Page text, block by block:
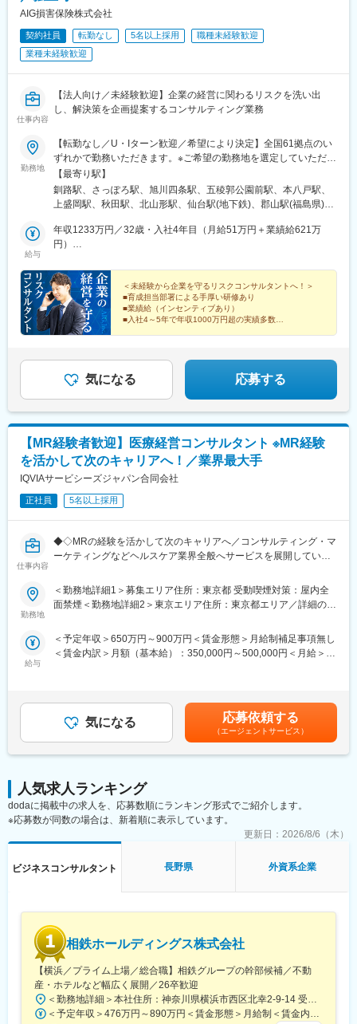
転勤の可能性がございます。
■キャリアの選択肢
ジョブポスティング制度や自己申告制度など一人一人が主体的に
チャレンジできる制度が整っています。実際に代理店営業から広
報や商品開発、ITシステム、契約サービス部門など幅広い部門へ
異動が実現しています。
次受けのコールセンターを設置しています
【変更の範囲：会社の定める業務】
※会社が出向を指示した場合は出向先の定める業務となります
■評価制度
「行動評価」は給与改定に反映されます。
賞与は年に3回あり、6月、12月賞与は固定ですが、3月の短期業
賞与の総支給月数は、およそ7.2～8.5か月となります。
■研修制度
入社後は全体研修後、支店にて先輩社員のOJTのもとキャッチア
ップをいただきます。
まずは先輩社員の商談への同行や、資料作成のサポートからお任
■キャリアについて
ジョブポスティング制度や自己申告制度など一人一人が主体的に
実際に代理店営業から広報や商品開発、ITシステム、契約サービ
ス部門など幅広い部門へのキャリアチェンジが叶っています。
中途新卒比率及び男女比率は限りなく5:5に近く、社歴や男女関わ
らず誰にでもチャンスがあります。
■働き方
変更の範囲：本文参照
AIG損害保険株式会社
契約社員 転勤なし 5名以上採用
職種未経験歓迎
業種未経験歓迎
仕事内容
【法人向け／未経験歓迎】企業の経営に関わるリスクを洗い出
し、解決策を企画提案するコンサルティング業務
勤務地
【転勤なし／U・Iターン歓迎／希望により決定】全国61拠点のい
ずれかで勤務いただきます。※ご希望の勤務地を選定していただけ
ます。※現住所と希望勤務地が異なる場合、面接は現住所の近くで
行うことも可能です。★受動喫煙対策：敷地内喫煙可能場所あり
（勤務先に応じて変動の可能性あり）
【最寄り駅】
釧路駅、さっぽろ駅、旭川四条駅、五稜郭公園前駅、本八戸駅、
上盛岡駅、秋田駅、北山形駅、仙台駅(地下鉄)、郡山駅(福島県)、
水戸駅、つくば駅、東武宇都宮駅、前橋駅、大宮駅(埼玉県)、海浜
幕張駅、甲府駅、松本駅、新潟駅、インテック本社前駅、北鉄金
駅、豊橋公園前駅、津新町駅、大阪梅田駅(阪急線)、大阪阿部野橋
駅、草津駅(滋賀県)、丹波口駅、三宮駅(神戸新交通)、姫路駅、新
大宮駅、和歌山駅、東中央町駅、紙屋町東駅、徳山駅、鳥取駅、
松江駅、片原町駅(香川県)、蓮池町通駅、阿波富田駅、市役所前駅
(愛媛県)、赤坂駅(福岡県)、平和通駅、西鉄久留米駅、佐賀駅、桜
駅(沖縄県)、札幌駅、中央病院前駅、あおば通駅、六本木一丁目
駅、京王八王子駅、金手駅、西松本駅、富山駅北駅、仁愛女子高
駅、旦過駅、市役所駅(長崎県)、水道町駅、加治屋町駅、旭橋駅、
大通駅、千代台駅、青葉通一番町駅、麻布十番駅、富山駅、福井
駅、第一通り駅、東八町駅、梅田駅(地下鉄)、天王寺駅、三ノ宮
駅、清輝橋駅、県庁前駅(広島県)、高松駅(香川県)、はりまや橋
駅、松山市駅、天神駅、小倉駅(福岡県)、めがね橋駅、通町筋駅、
甲東中学校前駅、美栄橋駅
給与
年収1233万円／32歳・入社4年目（月給51万円＋業績給621万
円）
＜未経験から企業を守るリスクコンサルタントへ！＞
■育成担当部署による手厚い研修あり
■業績給（インセンティブあり）
■入社4～5年で年収1000万円超の実績多数
気になる 応募する
【MR経験者歓迎】医療経営コンサルタント ※MR経験
を活かして次のキャリアへ！／業界最大手
IQVIAサービシーズジャパン合同会社
正社員 5名以上採用
仕事内容
◆◇MRの経験を活かして次のキャリアへ／コンサルティング・マ
ーケティングなどヘルスケア業界全般へサービスを展開している
◆◇
て、これまでのMRの実績を活かし、クリニックや調剤薬局の経営
支援プロジェクトの一員として活躍します。クリニック、病院、
※上記のプロジェクト終了後は別の類似プロジェクトやMRプロジ
ェクトへの再配属となります。ご希望や適性、受託状況などを考
慮して都度決定します。
ヘルスケア全体から患者様支援できるPJTがございます。例え
ば、治療領域をカバーできる医薬品PJT、薬局の経営支援を行う
ファーマシーPJT、予防の領域をカバーできる医療機器PJT、ワク
今後のMRのキャリアとしては「専門性のあるMR」、「単なる薬
MR」と予想されます。当社であれば、そのいずれのキャリアに対
しても十分な研修・教育、及びPJTの機会を提供できます。具体
的には階層別研修やIQVIAキャンパスという独自システムによるイ
ンプットの機会、さらに最大手である豊富なPJT数がございま
す。
【IQVIAサービシーズジャパンについて】
・世界100以上の国と地域／8万人の社員が、医薬品の臨床開発～
勤務地
＜勤務地詳細1＞募集エリア住所：東京都 受動喫煙対策：屋内全
面禁煙＜勤務地詳細2＞東京エリア住所：東京都エリア／詳細の勤
す。 受動喫煙対策：屋内全面禁煙＜勤務地詳細3＞大阪エリア住
所：大阪府/クライアント先での勤務になります。 受動喫煙対策：
給与
＜予定年収＞650万円～900万円＜賃金形態＞月給制補足事項無し
＜賃金内訳＞月額（基本給）：350,000円～500,000円＜月給＞
ジェクト稼働手当(35,000円)、外勤日当（1日1,500円／外勤3.5時
間以上）■変動賞与制（6月・12月・3月）※平均実績6ヶ月分■イン
センティブ：3月（対象者）賃金はあくまでも目安の金額であり、
選考を通じて上下する可能性があります。月給(月額)は固定手当を
気になる 応募依頼する
（エージェントサービス）
人気求人ランキング
dodaに掲載中の求人を、応募数順にランキング形式でご紹介します。
※応募数が同数の場合は、新着順に表示しています。
更新日： 2026/8/6（木）
ビジネスコンサルタント 長野県 外資系企業
相鉄ホールディングス株式会社
【横浜／プライム上場／総合職】相鉄グループの幹部候補／不動
産・ホテルなど幅広く展開／26卒歓迎
＜勤務地詳細＞本社住所：神奈川県横浜市西区北幸2-9-14 受動喫煙対策：屋内喫煙可能場所あり変更の範囲：会社の定める事業所
＜予定年収＞476万円～890万円＜賃金形態＞月給制＜賃金内訳＞月額（基本給）：269,000円～535,312円＜月給＞269,000円～535,312円＜昇給有無＞有＜残業手当＞有＜給与補足＞※これまでの経験とスキルに応じて判断いたします。■賞与：:5.7ヶ月（2026年度）■モデル年収：（例1）650万円 入社5年目 主任(月給39.7万円＋賞与174万円)（例2）832万円 入社9年目 係長(月給50.8万円＋賞与222万円)賃金はあくまでも目安の金額であり、選考を通じて上下する可能性があります。月給(月額)は固定手当を含めた表記です。